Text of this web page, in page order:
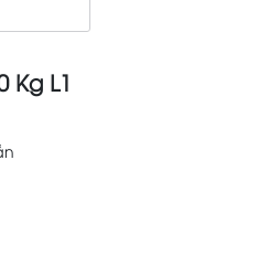
Kg L1